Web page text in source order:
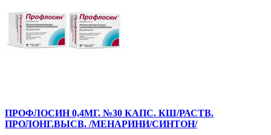
ПРОФЛОСИН 0,4МГ. №30 КАПС. КШ/РАСТВ.
ПРОЛОНГ.ВЫСВ. /МЕНАРИНИ/СИНТОН/